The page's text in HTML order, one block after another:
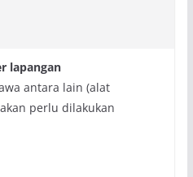
lapangan
antara lain (alat
perlu dilakukan